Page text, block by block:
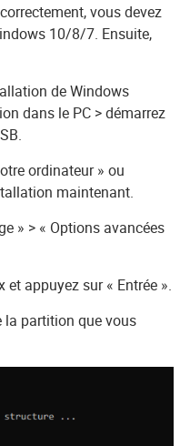
vous devez
10/8/7. Ensuite,
de Windows
dans le PC > démarrez
ordinateur » ou
maintenant.
» > « Options avancées
appuyez sur « Entrée ».
la partition que vous